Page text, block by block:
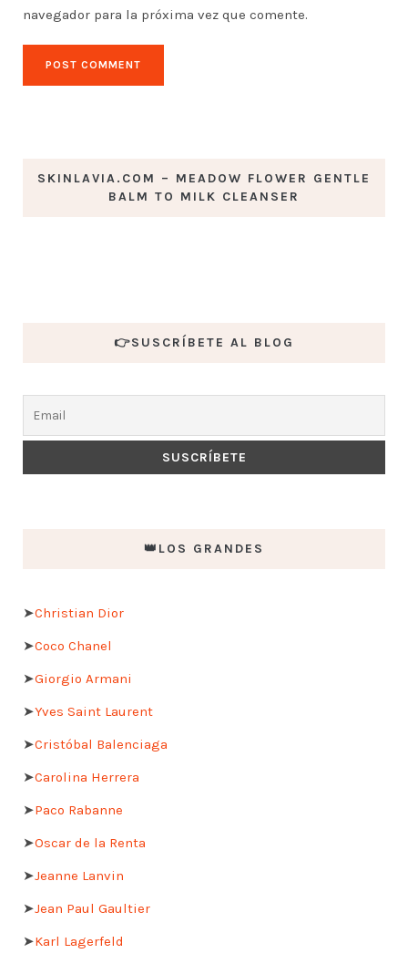
navegador para la próxima vez que comente.
SKINLAVIA.COM – MEADOW FLOWER GENTLE
BALM TO MILK CLEANSER
👉SUSCRÍBETE AL BLOG
👑LOS GRANDES
➤Christian Dior
➤Coco Chanel
➤Giorgio Armani
➤Yves Saint Laurent
➤Cristóbal Balenciaga
➤Carolina Herrera
➤Paco Rabanne
➤Oscar de la Renta
➤Jeanne Lanvin
➤Jean Paul Gaultier
➤Karl Lagerfeld